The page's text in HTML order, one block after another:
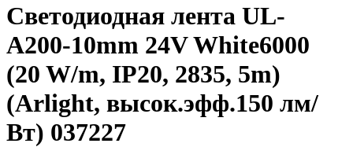
Светодиодная лента UL-
A200-10mm 24V White6000
(20 W/m, IP20, 2835, 5m)
(Arlight, высок.эфф.150 лм/
Вт) 037227